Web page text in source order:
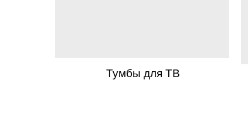
Тумбы для ТВ